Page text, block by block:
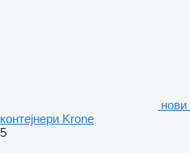
нови
контејнери Krone
5